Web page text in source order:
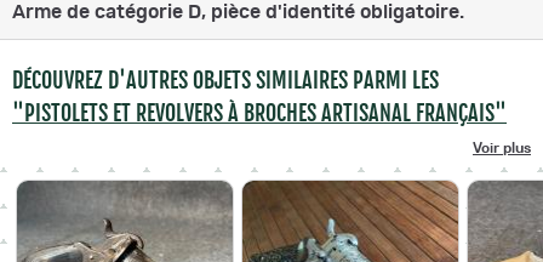
Arme de catégorie D, pièce d'identité obligatoire.
DÉCOUVREZ D'AUTRES OBJETS SIMILAIRES PARMI LES
"PISTOLETS ET REVOLVERS À BROCHES ARTISANAL FRANÇAIS"
Voir plus